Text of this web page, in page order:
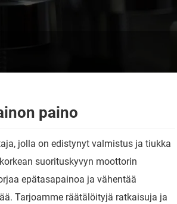
paino
jolla on edistynyt valmistus ja tiukka
suorituskyvyn moottorin
epätasapainoa ja vähentää
Tarjoamme räätälöityjä ratkaisuja ja